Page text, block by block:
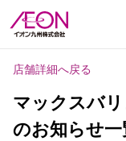
店舗詳細へ戻る
マックスバ
のお知らせ一